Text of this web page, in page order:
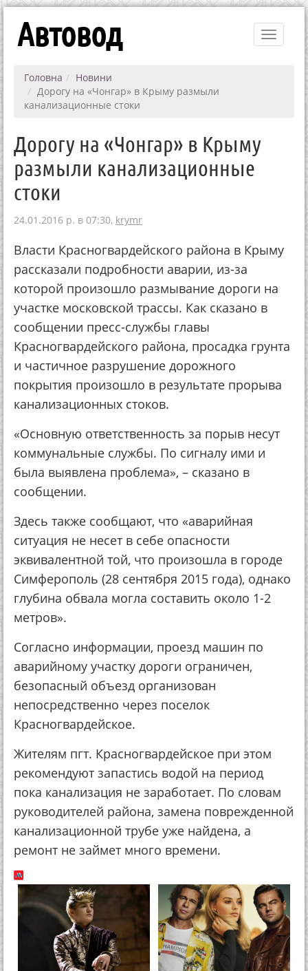
Toggle
Автовод
Головна
Новини
Дорогу на «Чонгар» в Крыму размыли
канализационные стоки
Дорогу на «Чонгар» в Крыму
размыли канализационные
стоки
24.01.2016 р. в 07:30, krymr
Власти Красногвардейского района в Крыму
рассказали подробности аварии, из-за
которой произошло размывание дороги на
участке московской трассы. Как сказано в
сообщении пресс-службы главы
Красногвардейского района, просадка грунта
и частичное разрушение дорожного
покрытия произошло в результате прорыва
канализационных стоков.
«Основную ответственность за порыв несут
коммунальные службы. По сигналу ими и
была выявлена проблема», – сказано в
сообщении.
Здесь также сообщают, что «аварийная
ситуация не несет в себе опасности
эквивалентной той, что произошла в городе
Симферополь (28 сентября 2015 года), однако
глубина обвала могла составить около 1-2
метров».
Согласно информации, проезд машин по
аварийному участку дороги ограничен,
безопасный объезд организован
непосредственно через поселок
Красногвардейское.
Жителям пгт. Красногвардейское при этом
рекомендуют запастись водой на период
пока канализация не заработает. По словам
руководителей района, замена поврежденной
канализационной трубе уже найдена, а
ремонт не займет много времени.